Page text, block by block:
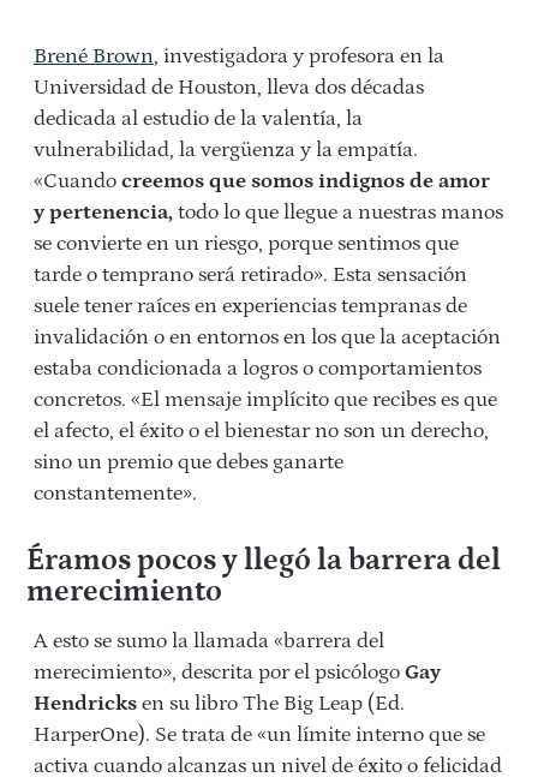
Brené Brown, investigadora y profesora en la
Universidad de Houston, lleva dos décadas
dedicada al estudio de la valentía, la
vulnerabilidad, la vergüenza y la empatía.
«Cuando creemos que somos indignos de amor
y pertenencia, todo lo que llegue a nuestras manos
se convierte en un riesgo, porque sentimos que
tarde o temprano será retirado». Esta sensación
suele tener raíces en experiencias tempranas de
invalidación o en entornos en los que la aceptación
estaba condicionada a logros o comportamientos
concretos. «El mensaje implícito que recibes es que
el afecto, el éxito o el bienestar no son un derecho,
sino un premio que debes ganarte
constantemente».
Éramos pocos y llegó la barrera del
merecimiento
A esto se sumo la llamada «barrera del
merecimiento», descrita por el psicólogo Gay
Hendricks en su libro The Big Leap (Ed.
HarperOne). Se trata de «un límite interno que se
activa cuando alcanzas un nivel de éxito o felicidad